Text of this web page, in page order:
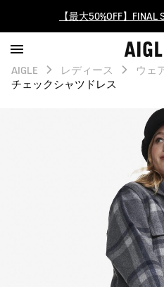
ログイン/会員登録
AIGLE CLUB ポイントサ
【最大50%OFF】FINAL
ログイン/会員登録で
AIGLE CLUB ポイントサ
AIGLE レディース ウェ
チェックシャツドレス